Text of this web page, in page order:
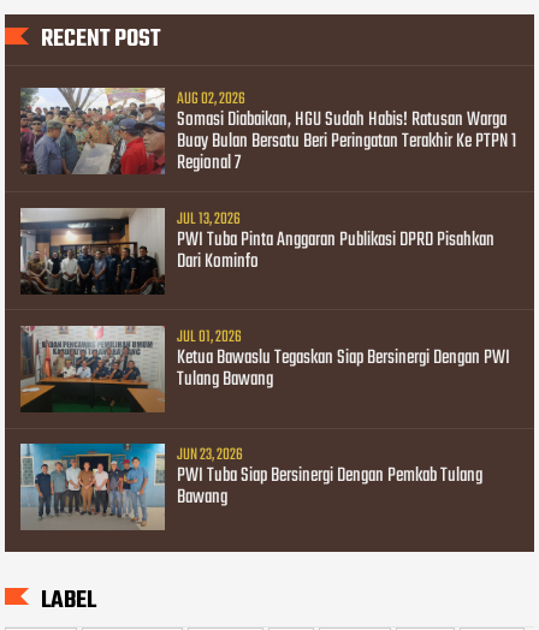
RECENT POST
AUG 02, 2026
Somasi Diabaikan, HGU Sudah Habis! Ratusan Warga
Buay Bulan Bersatu Beri Peringatan Terakhir Ke PTPN 1
Regional 7
JUL 13, 2026
PWI Tuba Pinta Anggaran Publikasi DPRD Pisahkan
Dari Kominfo
JUL 01, 2026
Ketua Bawaslu Tegaskan Siap Bersinergi Dengan PWI
Tulang Bawang
JUN 23, 2026
PWI Tuba Siap Bersinergi Dengan Pemkab Tulang
Bawang
LABEL